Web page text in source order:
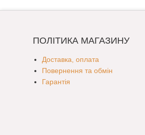
ПОЛІТИКА МАГАЗИНУ
Доставка, оплата
Повернення та обмін
Гарантія